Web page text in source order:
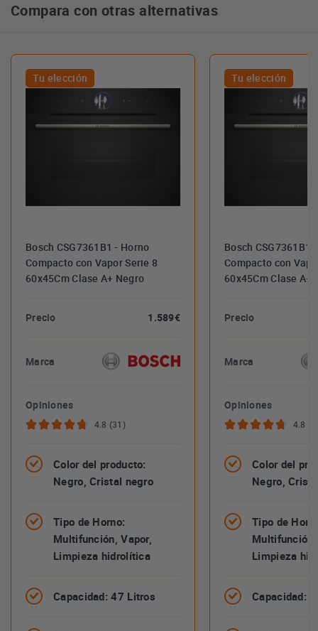
Compara con otras alternativas
Bosch CSG7361B1 - Horno
Compacto con Vapor Serie 8
60x45Cm Clase A+ Negro
Precio 1.589€
Marca
Opiniones
4.8 (31)
Color del producto:
Negro, Cristal negro
Tipo de Horno:
Multifunción, Vapor,
Limpieza hidrolítica
Capacidad: 47 Litros
Tu elección
Bosch CSG7361B1
Compacto con
60x45Cm Clase A+
Precio
Marca
Opiniones
4.8
Color del
Negro,
Tipo de
Multifunción,
Limpieza
Capacidad:
Tu elección